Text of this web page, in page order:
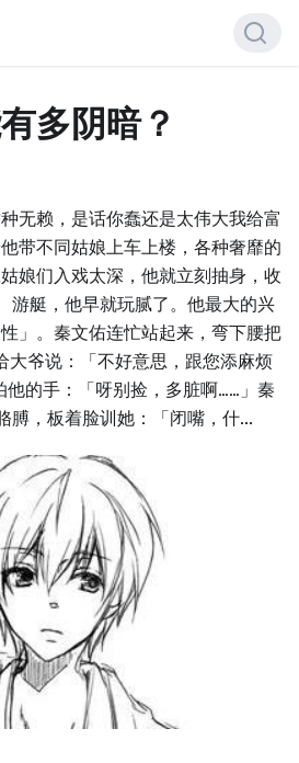
多阴暗？
无赖，是话你蠢还是太伟大我给富
带不同姑娘上车上楼，各种奢靡的
娘们入戏太深，他就立刻抽身，收
游艇，他早就玩腻了。他最大的兴
」。秦文佑连忙站起来，弯下腰把
大爷说：「不好意思，跟您添麻烦
他的手：「呀别捡，多脏啊……」秦
膊，板着脸训她：「闭嘴，什...